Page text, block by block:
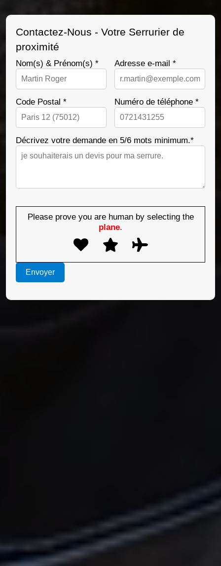
Contactez-Nous - Votre Serrurier de
proximité
Nom(s) & Prénom(s) * Adresse e-mail *
Code Postal * Numéro de téléphone *
Décrivez votre demande en 5/6 mots minimum.*
Please prove you are human by selecting the
plane.